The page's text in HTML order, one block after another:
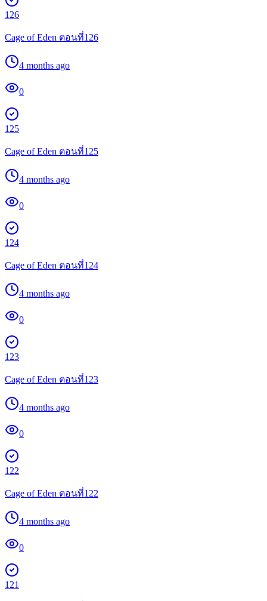
126
Cage of Eden ตอนที่126
4 months ago
0
125
Cage of Eden ตอนที่125
4 months ago
0
124
Cage of Eden ตอนที่124
4 months ago
0
123
Cage of Eden ตอนที่123
4 months ago
0
122
Cage of Eden ตอนที่122
4 months ago
0
121